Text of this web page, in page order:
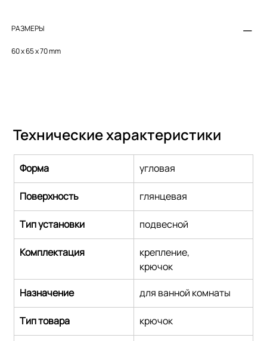
РАЗМЕРЫ
60 x 65 x 70 mm
Технические характеристики
Форма угловая
Поверхность глянцевая
Тип установки подвесной
Комплектация
крепление,
крючок
Назначение
для ванной комнаты
Тип товара крючок